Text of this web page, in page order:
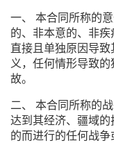
一、 本合同所称的
的、非本意的、非
直接且单独原因导
义，任何情形导致
故。
二、 本合同所称的
达到其经济、疆域
的而进行的任何战争